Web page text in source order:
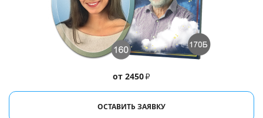
от 2450₽
ОСТАВИТЬ ЗАЯВКУ